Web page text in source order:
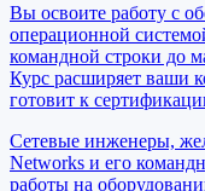
Вы освоите работу с
операционной
командной строки до
Курс расширяет ваши
готовит к
Сетевые инженеры,
Networks и его
работы на